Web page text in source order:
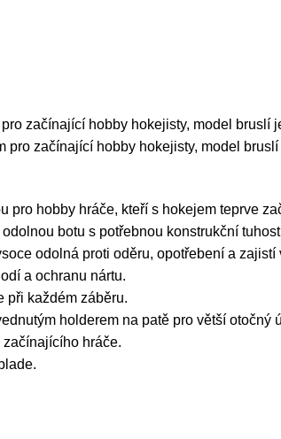
začínající hobby hokejisty, model bruslí
pro začínající hobby hokejisty, model
pro hobby hráče, kteří s hokejem teprve
botu s potřebnou konstrukční
odolná proti oděru, opotřebení a zajistí
a ochranu nártu.
při každém záběru.
holderem na patě pro větší otočný
hráče.